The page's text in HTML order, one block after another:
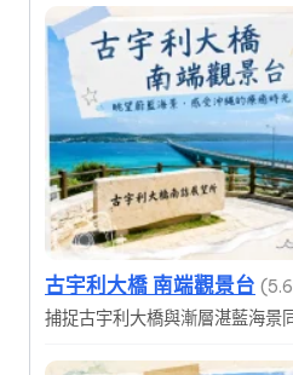
古宇利大橋 南端觀景台
捕捉古宇利大橋與漸層湛藍海景